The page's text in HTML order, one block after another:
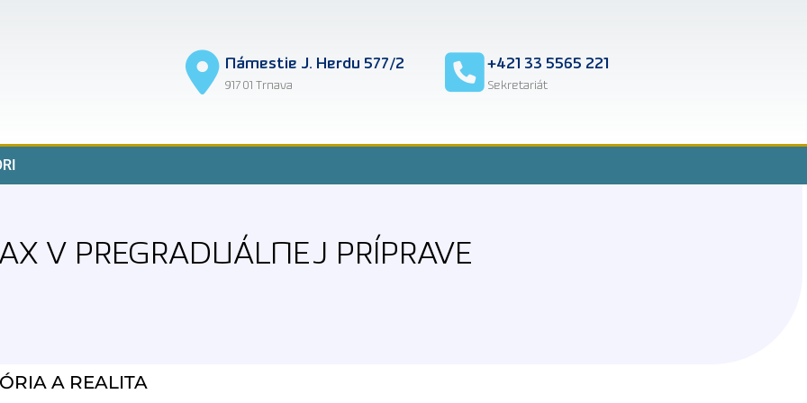
Námestie J. Herdu 577/2
917 01 Trnava
+421 33 5565 221
Sekretariát
V PREGRADUÁLNEJ PRÍPRAVE
A REALITA